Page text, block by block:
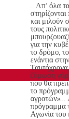
…Απ' όλα τα
και μιλούν
τους
για την
το δρόμο,
ενάντια
ζύμωση
που θα
το
αγροτών»…
πρόγραμμα
Αγωνία του